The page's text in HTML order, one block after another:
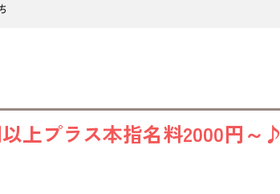
上プラス本指名料2000円～♪